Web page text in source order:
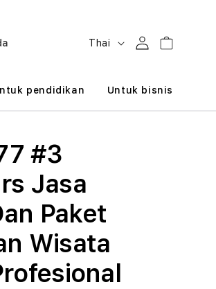
B
h
Thai MasukKeranjang
pendidikan Untuk bisnis
#3
Jasa
Paket
Wisata